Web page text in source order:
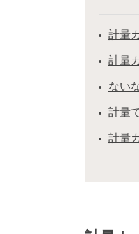
計量
計量
ない
計量
計量